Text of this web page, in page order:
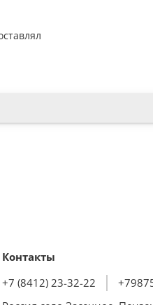
Контакты
+7 (8412) 23-32-22